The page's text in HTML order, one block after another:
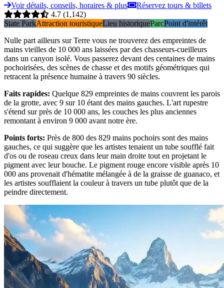
Voir détails, conseils, horaires & plus
Réservez tours & billets
4.7 (1,142)
State ParkAttraction touristiqueLieu historiqueParcPoint d'intérêt
Nulle part ailleurs sur Terre vous ne trouverez des empreintes de
mains vieilles de 10 000 ans laissées par des chasseurs-cueilleurs
dans un canyon isolé. Vous passerez devant des centaines de mains
pochoirisées, des scènes de chasse et des motifs géométriques qui
retracent la présence humaine à travers 90 siècles.
Faits rapides: Quelque 829 empreintes de mains couvrent les parois
de la grotte, avec 9 sur 10 étant des mains gauches. L'art rupestre
s'étend sur près de 10 000 ans, les couches les plus anciennes
remontant à environ 9 000 avant notre ère.
Points forts: Près de 800 des 829 mains pochoirs sont des mains
gauches, ce qui suggère que les artistes tenaient un tube soufflé fait
d'os ou de roseau creux dans leur main droite tout en projetant le
pigment avec leur bouche. Le pigment rouge encore visible après 10
000 ans provenait d'hématite mélangée à de la graisse de guanaco, et
les artistes soufflaient la couleur à travers un tube plutôt que de la
peindre directement.